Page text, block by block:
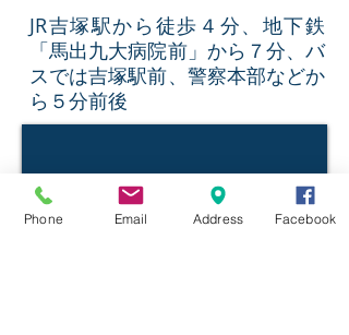
JR吉塚駅から徒歩４分、地下鉄
「馬出九大病院前」から７分、バ
スでは吉塚駅前、警察本部などか
ら５分前後
Phone Email Address Facebook